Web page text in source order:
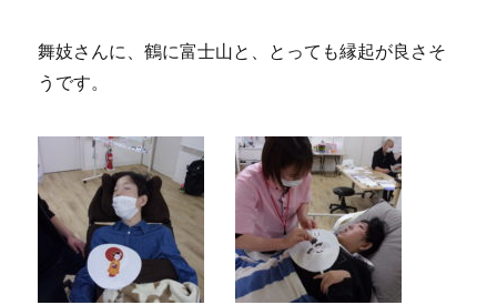
舞妓さんに、鶴に富士山と、とっても縁起が良さそ
うです。